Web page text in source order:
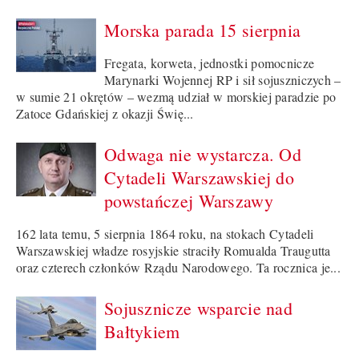
Morska parada 15 sierpnia
Fregata, korweta, jednostki pomocnicze
Marynarki Wojennej RP i sił sojuszniczych –
w sumie 21 okrętów – wezmą udział w morskiej paradzie po
Zatoce Gdańskiej z okazji Świę...
Odwaga nie wystarcza. Od
Cytadeli Warszawskiej do
powstańczej Warszawy
162 lata temu, 5 sierpnia 1864 roku, na stokach Cytadeli
Warszawskiej władze rosyjskie straciły Romualda Traugutta
oraz czterech członków Rządu Narodowego. Ta rocznica je...
Sojusznicze wsparcie nad
Bałtykiem